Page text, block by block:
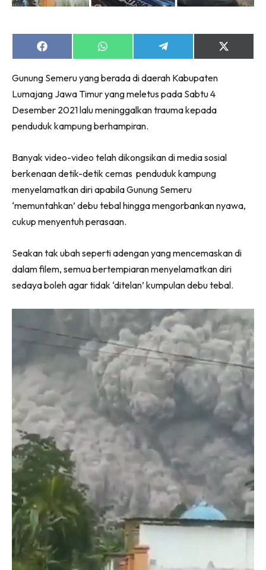
Share
on
Share
on
Share
on
Share
on
Gunung Semeru yang berada di daerah Kabupaten
Lumajang Jawa Timur yang meletus pada Sabtu 4
Desember 2021 lalu meninggalkan trauma kepada
penduduk kampung berhampiran.
Banyak video-video telah dikongsikan di media sosial
berkenaan detik-detik cemas penduduk kampung
menyelamatkan diri apabila Gunung Semeru
‘memuntahkan’ debu tebal hingga mengorbankan nyawa,
cukup menyentuh perasaan.
Seakan tak ubah seperti adengan yang mencemaskan di
dalam filem, semua bertempiaran menyelamatkan diri
sedaya boleh agar tidak ‘ditelan’ kumpulan debu tebal.